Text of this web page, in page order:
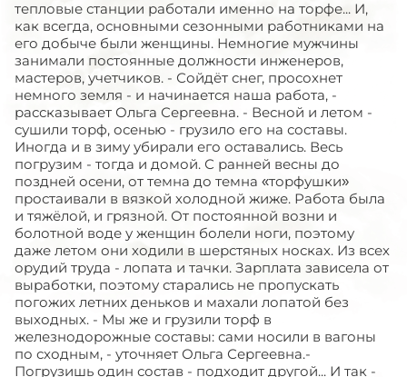
тепловые станции работали именно на торфе... И,
как всегда, основными сезонными работниками на
его добыче были женщины. Немногие мужчины
занимали постоянные должности инженеров,
мастеров, учетчиков. - Сойдёт снег, просохнет
немного земля - и начинается наша работа, -
рассказывает Ольга Сергеевна. - Весной и летом -
сушили торф, осенью - грузило его на составы.
Иногда и в зиму убирали его оставались. Весь
погрузим - тогда и домой. С ранней весны до
поздней осени, от темна до темна «торфушки»
простаивали в вязкой холодной жиже. Работа была
и тяжёлой, и грязной. От постоянной возни и
болотной воде у женщин болели ноги, поэтому
даже летом они ходили в шерстяных носках. Из всех
орудий труда - лопата и тачки. Зарплата зависела от
выработки, поэтому старались не пропускать
погожих летних деньков и махали лопатой без
выходных. - Мы же и грузили торф в
железнодорожные составы: сами носили в вагоны
по сходным, - уточняет Ольга Сергеевна.-
Погрузишь один состав - подходит другой... И так -